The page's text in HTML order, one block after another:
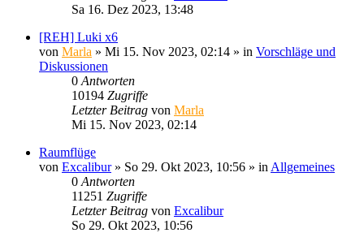
Sa 16. Dez 2023, 13:48
[REH] Luki x6
von Marla » Mi 15. Nov 2023, 02:14 » in Vorschläge und
Diskussionen
0 Antworten
10194 Zugriffe
Letzter Beitrag von Marla
Mi 15. Nov 2023, 02:14
Raumflüge
von Excalibur» So 29. Okt 2023, 10:56 » in Allgemeines
0 Antworten
11251 Zugriffe
Letzter Beitrag von Excalibur
So 29. Okt 2023, 10:56